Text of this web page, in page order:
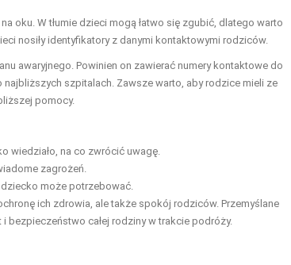
oku. W tłumie dzieci mogą łatwo się zgubić, dlatego warto
nosiły identyfikatory z danymi kontaktowymi rodziców.
awaryjnego. Powinien on zawierać numery kontaktowe do
najbliższych szpitalach. Zawsze warto, aby rodzice mieli ze
pomocy.
wiedziało, na co zwrócić uwagę.
zagrożeń.
może potrzebować.
ich zdrowia, ale także spokój rodziców. Przemyślane
bezpieczeństwo całej rodziny w trakcie podróży.